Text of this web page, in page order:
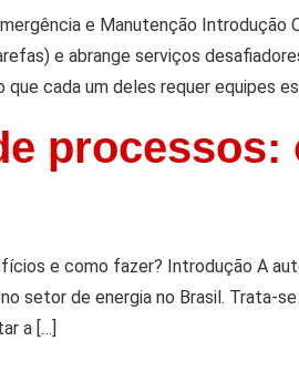
e Manutenção Introdução
e abrange serviços
que cada um deles requer equipes
e como fazer? Introdução A
setor de energia no Brasil. Trata-
a […]